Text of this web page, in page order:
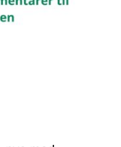
videnskaben